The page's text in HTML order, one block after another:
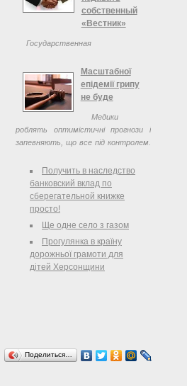
собственный
«Вестник»
Государственная
сообщает об учреждении научно-
практического издания «Вестник
Укргосреестра».
Масштабної
епідемії грипу
не буде
Медики
роблять оптимістичні прогнози і
запевняють, що все під контролем.
Сьогодні рівень захворюваностіна
грип та ГРВІ не перевищує
епідемічних порогів у жодному ...
Получить в наследство
банковский вклад по
сберегательной книжке
просто!
Ще одне село з газом
Прогулянка в країну
дорожньої грамоти для
дітей Херсонщини
Поделиться…